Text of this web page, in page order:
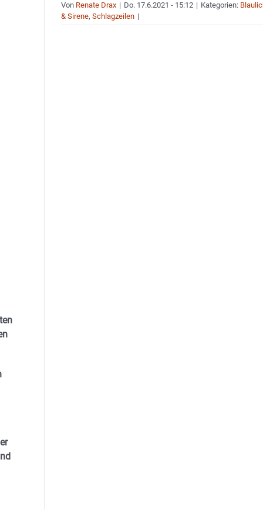
Von Renate Drax | Do. 17.6.2021 - 15:12 | Kategorien:
& Sirene,Schlagzeilen |